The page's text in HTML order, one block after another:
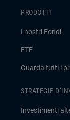
PRODOTTI
I nostri Fondi
ETF
Guarda tutti i
STRATEGIE
Investimenti